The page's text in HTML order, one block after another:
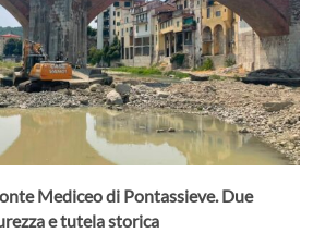
Mediceo di Pontassieve. Due
e tutela storica